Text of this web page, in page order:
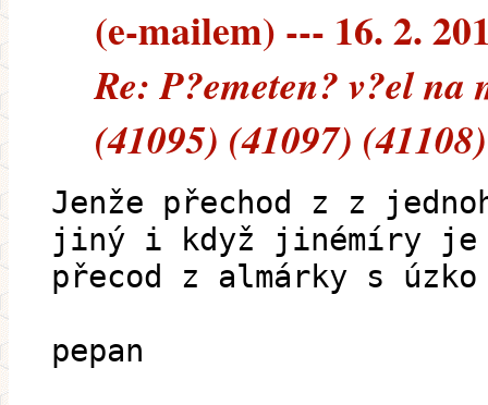
(e-mailem) --- 16. 2.
Re: P?emeten? v?el na
(41095) (41097)
Jenže přechod z z
jiný i když jinémíry je
přecod z almárky s úzko
pepan